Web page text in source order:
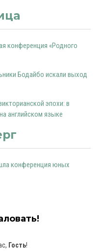
конференция «Родного
Бодайбо искали выход
эпохи: в
английском языке
конференция юных
, Гость!